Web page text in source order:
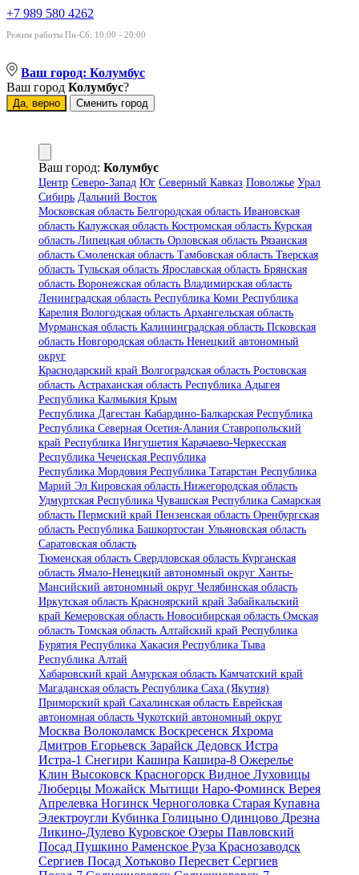
+7 989 580 4262
Режим работы Пн-Сб: 10:00 - 20:00
Ваш город: Колумбус
Ваш город Колумбус?
Да, верно Сменить город
Ваш город: Колумбус
Центр Северо-Запад Юг Северный Кавказ Поволжье Урал
Сибирь Дальний Восток
Московская область Белгородская область Ивановская
область Калужская область Костромская область Курская
область Липецкая область Орловская область Рязанская
область Смоленская область Тамбовская область Тверская
область Тульская область Ярославская область Брянская
область Воронежская область Владимирская область
Ленинградская область Республика Коми Республика
Карелия Вологодская область Архангельская область
Мурманская область Калининградская область Псковская
область Новгородская область Ненецкий автономный
округ
Краснодарский край Волгоградская область Ростовская
область Астраханская область Республика Адыгея
Республика Калмыкия Крым
Республика Дагестан Кабардино-Балкарская Республика
Республика Северная Осетия-Алания Ставропольский
край Республика Ингушетия Карачаево-Черкесская
Республика Чеченская Республика
Республика Мордовия Республика Татарстан Республика
Марий Эл Кировская область Нижегородская область
Удмуртская Республика Чувашская Республика Самарская
область Пермский край Пензенская область Оренбургская
область Республика Башкортостан Ульяновская область
Саратовская область
Тюменская область Свердловская область Курганская
область Ямало-Ненецкий автономный округ Ханты-
Мансийский автономный округ Челябинская область
Иркутская область Красноярский край Забайкальский
край Кемеровская область Новосибирская область Омская
область Томская область Алтайский край Республика
Бурятия Республика Хакасия Республика Тыва
Республика Алтай
Хабаровский край Амурская область Камчатский край
Магаданская область Республика Саха (Якутия)
Приморский край Сахалинская область Еврейская
автономная область Чукотский автономный округ
Москва Волоколамск Воскресенск Яхрома
Дмитров Егорьевск Зарайск Дедовск Истра
Истра-1 Снегири Кашира Кашира-8 Ожерелье
Клин Высоковск Красногорск Видное Луховицы
Люберцы Можайск Мытищи Наро-Фоминск Верея
Апрелевка Ногинск Черноголовка Старая Купавна
Электроугли Кубинка Голицыно Одинцово Дрезна
Ликино-Дулево Куровское Озеры Павловский
Посад Пушкино Раменское Руза Краснозаводск
Сергиев Посад Хотьково Пересвет Сергиев